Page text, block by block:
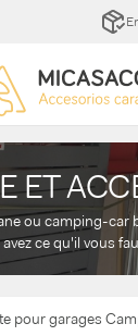
ET
ou camping-car
ce qu'il vous
pour garages